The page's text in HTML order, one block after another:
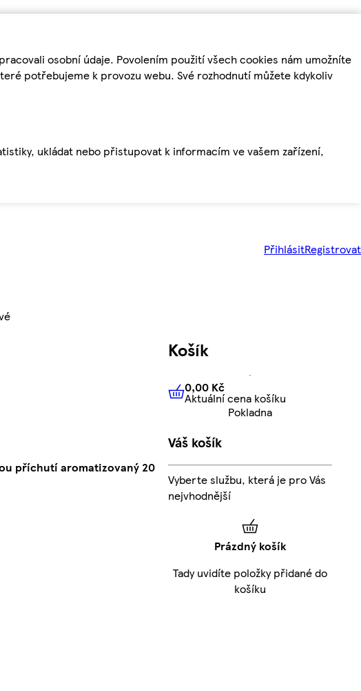
osobní údaje. Povolením použití všech cookies nám umožníte
potřebujeme k provozu webu. Své rozhodnutí můžete kdykoliv
ukládat nebo přistupovat k informacím ve vašem zařízení,
PřihlásitRegistrovat
příchutí aromatizovaný 20
Košík
0,00 KčAktuální cena košíku
0,00 Kč
Aktuální cena košíku
Pokladna
Váš košík
Vyberte službu, která je pro Vás
nejvhodnější
Prázdný košík
Tady uvidíte položky přidané do
košíku